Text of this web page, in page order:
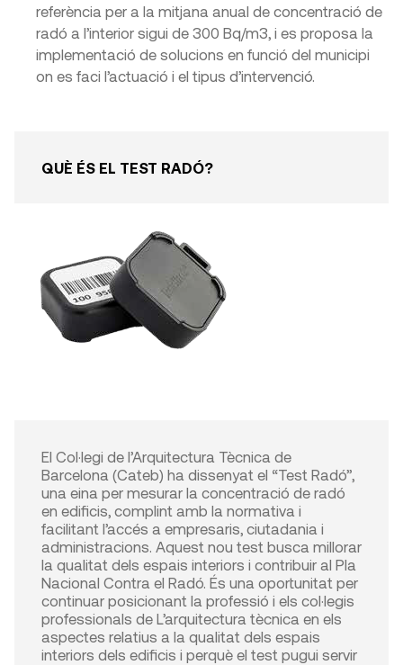
referència per a la mitjana anual de concentració de
radó a l’interior sigui de 300 Bq/m3, i es proposa la
implementació de solucions en funció del municipi
on es faci l’actuació i el tipus d’intervenció.
QUÈ ÉS EL TEST RADÓ?
El Col·legi de l’Arquitectura Tècnica de
Barcelona (Cateb) ha dissenyat el “Test Radó”,
una eina per mesurar la concentració de radó
en edificis, complint amb la normativa i
facilitant l’accés a empresaris, ciutadania i
administracions. Aquest nou test busca millorar
la qualitat dels espais interiors i contribuir al Pla
Nacional Contra el Radó. És una oportunitat per
continuar posicionant la professió i els col·legis
professionals de L’arquitectura tècnica en els
aspectes relatius a la qualitat dels espais
interiors dels edificis i perquè el test pugui servir